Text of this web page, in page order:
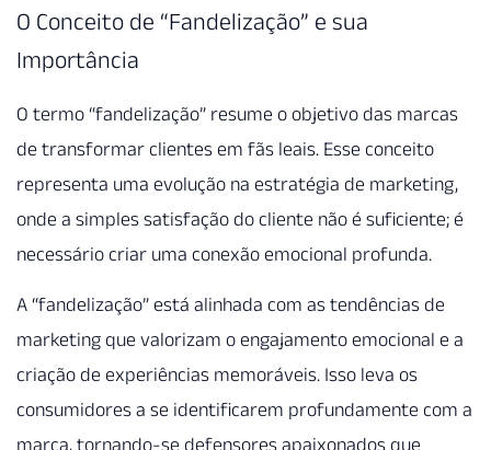
O Conceito de “Fandelização” e sua
Importância
O termo “fandelização” resume o objetivo das marcas
de transformar clientes em fãs leais. Esse conceito
representa uma evolução na estratégia de marketing,
onde a simples satisfação do cliente não é suficiente; é
necessário criar uma conexão emocional profunda.
A “fandelização” está alinhada com as tendências de
marketing que valorizam o engajamento emocional e a
criação de experiências memoráveis. Isso leva os
consumidores a se identificarem profundamente com a
marca, tornando-se defensores apaixonados que